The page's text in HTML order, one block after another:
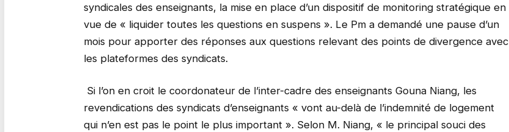
syndicales des enseignants, la mise en place d’un dispositif de monitoring stratégique en
vue de « liquider toutes les questions en suspens ». Le Pm a demandé une pause d’un
mois pour apporter des réponses aux questions relevant des points de divergence avec
les plateformes des syndicats.
Si l’on en croit le coordonateur de l’inter-cadre des enseignants Gouna Niang, les
revendications des syndicats d’enseignants « vont au-delà de l’indemnité de logement
qui n’en est pas le point le plus important ». Selon M. Niang, « le principal souci des